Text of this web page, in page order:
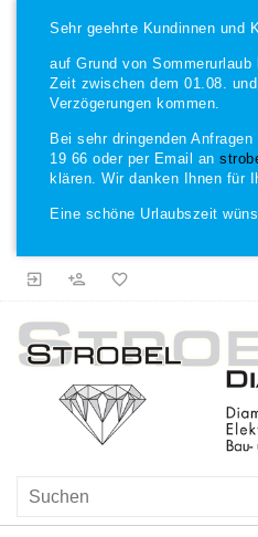
Sehr geehrte Kundinnen und
auf Grund von
Zeit zwischen dem 01.08.
Verzögerungen kommen.
Bei sehr dringenden
19 66 oder per Email an
klären. Wir danken Ihnen für
Eine schöne Urlaubszeit